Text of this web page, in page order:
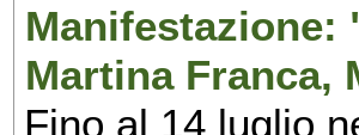
Manifestazione:
Martina Franca,
Fino al 14 luglio